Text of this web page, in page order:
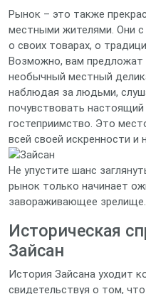
Рынок – это также
местными жителями. Они
о своих товарах, о
Возможно, вам предложат
необычный местный
наблюдая за людьми,
почувствовать настоящий
гостеприимство. Это
всей своей искренности и
Не упустите шанс
рынок только начинает
завораживающее зрелище.
Историческая
Зайсан
История Зайсана уходит
свидетельствуя о том,